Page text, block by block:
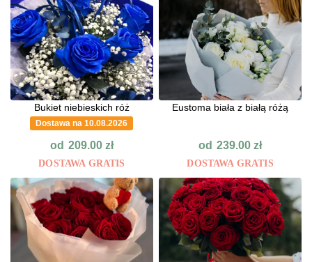
Bukiet niebieskich róż
Dostawa na 10.08.2026
od 209.00 zł
DOSTAWA GRATIS
Eustoma biała z białą różą
od 239.00zł
DOSTAWA GRATIS